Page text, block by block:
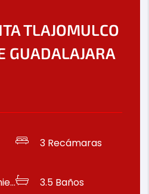
TLAJOMULCO
GUADALAJARA
3 Recámaras
3.5 Baños